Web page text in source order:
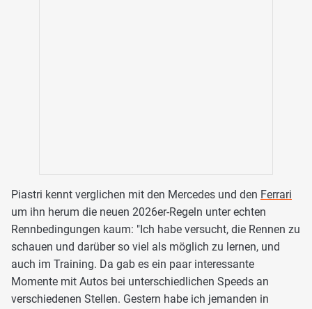
Piastri kennt verglichen mit den Mercedes und den Ferrari
um ihn herum die neuen 2026er-Regeln unter echten
Rennbedingungen kaum: "Ich habe versucht, die Rennen zu
schauen und darüber so viel als möglich zu lernen, und
auch im Training. Da gab es ein paar interessante
Momente mit Autos bei unterschiedlichen Speeds an
verschiedenen Stellen. Gestern habe ich jemanden in